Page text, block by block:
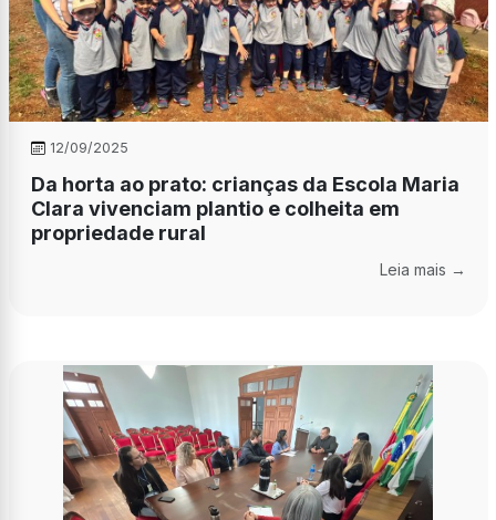
12/09/2025
Da horta ao prato: crianças da Escola Maria
Clara vivenciam plantio e colheita em
propriedade rural
Leia mais →